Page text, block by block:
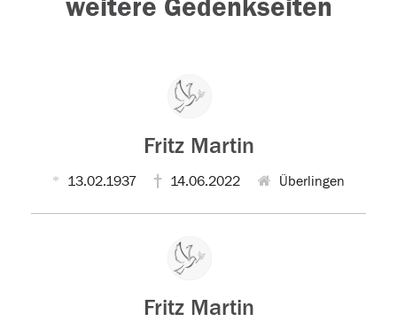
weitere Gedenkseiten
Fritz Martin
13.02.1937 14.06.2022 Überlingen
Fritz Martin